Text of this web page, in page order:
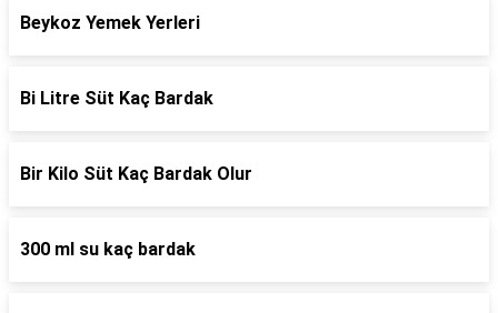
Beykoz Yemek Yerleri
Bi Litre Süt Kaç Bardak
Bir Kilo Süt Kaç Bardak Olur
300 ml su kaç bardak